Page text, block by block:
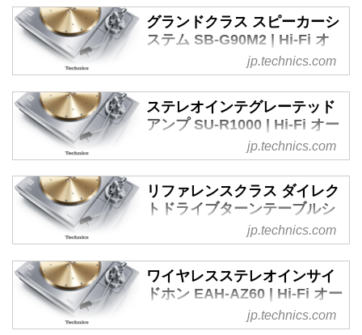
テクニクスがお届けするグランド
クラス ステレオインテグレーテ
ッドアンプ SU-G700M2
グランドクラス スピーカーシ
ステム SB-G90M2 | Hi-Fi オ
ーディオ - Technics
クラス スピーカーシステム SB-
G90M2
jp.technics.com
ステレオインテグレーテッド
アンプ SU-R1000 | Hi-Fi オー
ディオ - Technics
インテグレーテッドアンプ SU-
R1000
jp.technics.com
リファレンスクラス ダイレク
トドライブターンテーブルシ
ステム SL-1000R、ダイレク
トドライブターンテーブル
SP-10R | Hi-Fi オーディオ -
Technics
テクニクスがお届けするリファレ
ンスクラス ダイレクトドライブ
jp.technics.com
ワイヤレスステレオインサイ
ドホン EAH-AZ60 | Hi-Fi オー
ディオ - Technicsjp.technics.com